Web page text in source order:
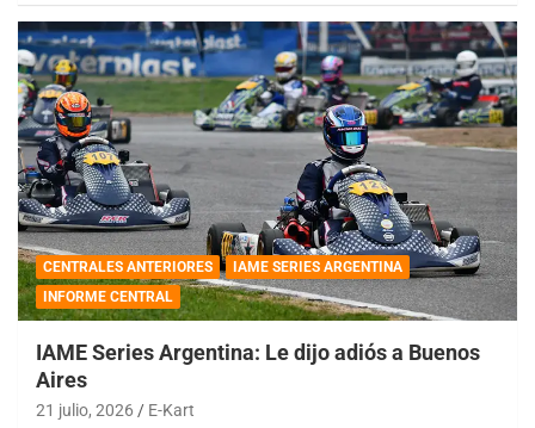
CENTRALES ANTERIORES
IAME SERIES ARGENTINA
INFORME CENTRAL
IAME Series Argentina: Le dijo adiós a Buenos
Aires
21 julio, 2026 E-Kart